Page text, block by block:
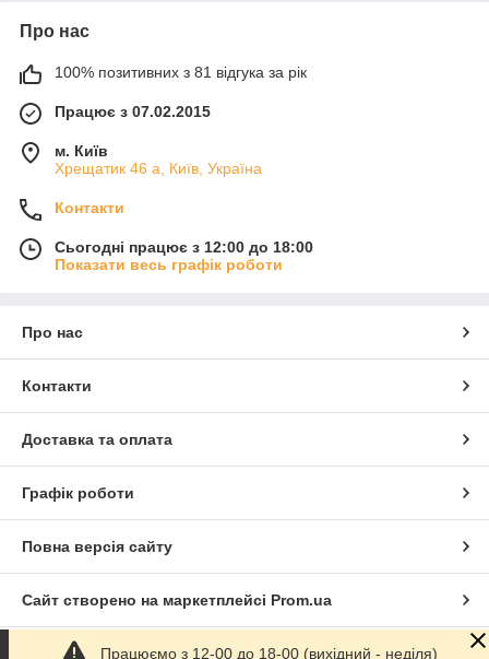
Про нас
100% позитивних з 81 відгука за рік
Працює з 07.02.2015
м. Київ
Хрещатик 46 а, Київ, Україна
Контакти
Сьогодні працює з 12:00 до 18:00
Показати весь графік роботи
Про нас
Контакти
Доставка та оплата
Графік роботи
Повна версія сайту
Сайт створено на маркетплейсі Prom.ua
Політика конфіденційності
Працюємо з 12-00 до 18-00 (вихідний - неділя)